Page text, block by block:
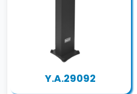
Y.A.29092